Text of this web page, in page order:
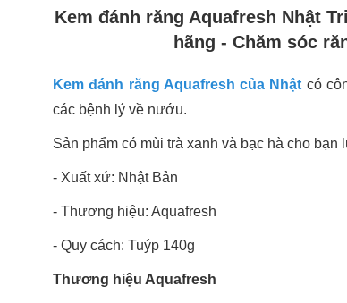
Kem đánh răng Aquafresh Nhật
hãng - Chăm sóc
Kem đánh răng Aquafresh của Nhật có
các bệnh lý về nướu.
Sản phẩm có mùi trà xanh và bạc hà cho bạn
- Xuất xứ: Nhật Bản
- Thương hiệu: Aquafresh
- Quy cách: Tuýp 140g
Thương hiệu Aquafresh